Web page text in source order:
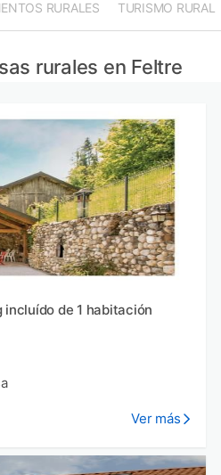
RURALES TURISMO RURAL
rurales en Feltre
de 1 habitación
Ver más